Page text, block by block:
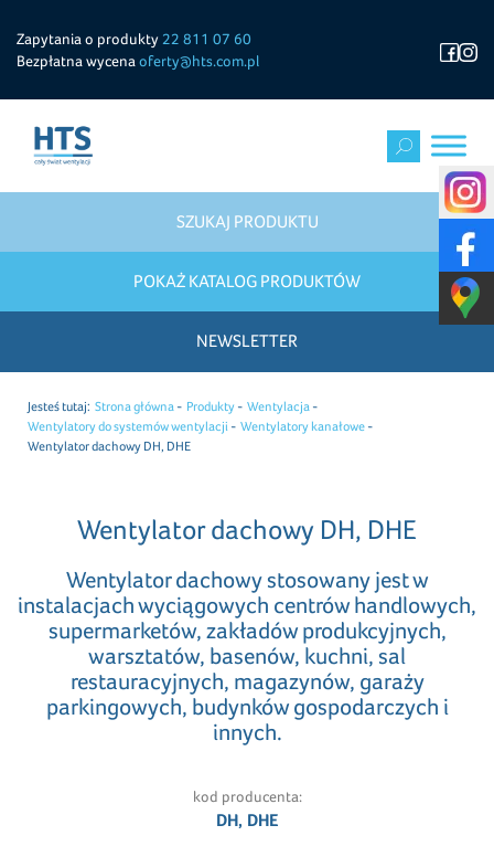
Zapytania o produkty 22 811 07 60
Bezpłatna wycena oferty@hts.com.pl
SZUKAJ PRODUKTU
POKAŻ KATALOG PRODUKTÓW
NEWSLETTER
Jesteś tutaj: Strona główna Produkty
Wentylacja
Wentylatory do systemów wentylacji
Wentylatory kanałowe
Wentylator dachowy DH, DHE
Wentylator dachowy DH, DHE
Wentylator dachowy stosowany jest w
instalacjach wyciągowych centrów handlowych,
supermarketów, zakładów produkcyjnych,
warsztatów, basenów, kuchni, sal
restauracyjnych, magazynów, garaży
parkingowych, budynków gospodarczych i
innych.
kod producenta:
DH, DHE